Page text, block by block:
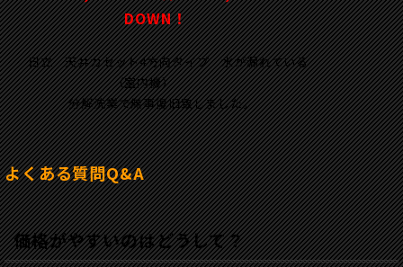
DOWN！
日立 天井カセット4方向タイプ 水が漏れている
（室内機）
分解洗業で無事復旧致しました。
よくある質問Q&A
価格がやすいのはどうして？